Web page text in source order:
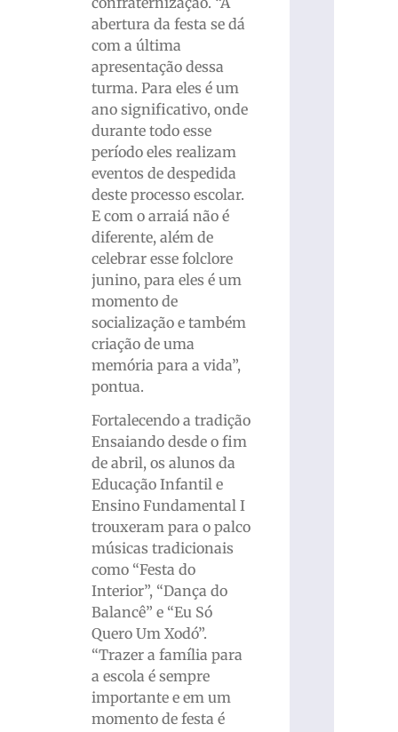
abertura da festa se dá
com a última
apresentação dessa
turma. Para eles é um
ano significativo, onde
durante todo esse
período eles realizam
eventos de despedida
deste processo escolar.
E com o arraiá não é
diferente, além de
celebrar esse folclore
junino, para eles é um
momento de
socialização e também
criação de uma
memória para a vida”,
pontua.
Fortalecendo a tradição
Ensaiando desde o fim
de abril, os alunos da
Educação Infantil e
Ensino Fundamental I
trouxeram para o palco
músicas tradicionais
como “Festa do
Interior”, “Dança do
Balancê” e “Eu Só
Quero Um Xodó”.
“Trazer a família para
a escola é sempre
importante e em um
momento de festa é